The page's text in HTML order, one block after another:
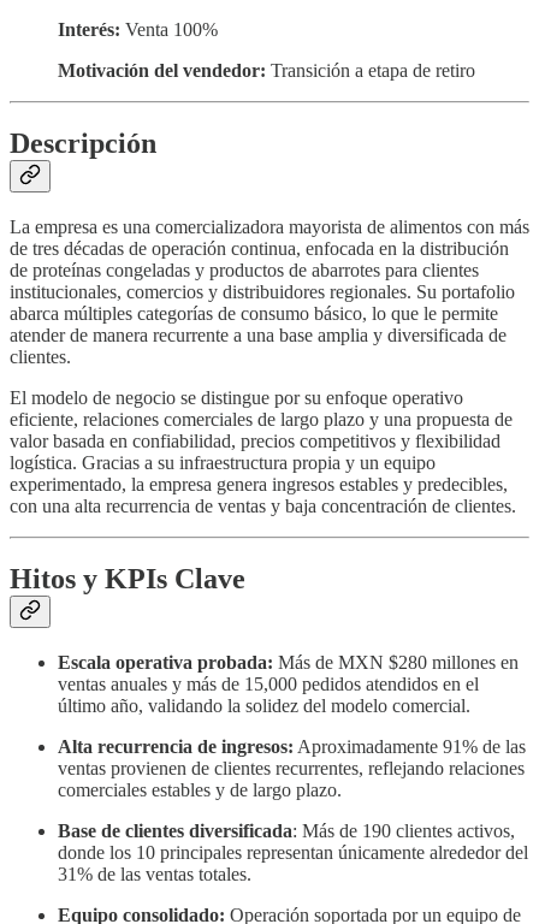
Interés: Venta 100%
Motivación del vendedor: Transición a etapa de retiro
Descripción
La empresa es una comercializadora mayorista de alimentos con más
de tres décadas de operación continua, enfocada en la distribución
de proteínas congeladas y productos de abarrotes para clientes
institucionales, comercios y distribuidores regionales. Su portafolio
abarca múltiples categorías de consumo básico, lo que le permite
atender de manera recurrente a una base amplia y diversificada de
clientes.
El modelo de negocio se distingue por su enfoque operativo
eficiente, relaciones comerciales de largo plazo y una propuesta de
valor basada en confiabilidad, precios competitivos y flexibilidad
logística. Gracias a su infraestructura propia y un equipo
experimentado, la empresa genera ingresos estables y predecibles,
con una alta recurrencia de ventas y baja concentración de clientes.
Hitos y KPIs Clave
Escala operativa probada: Más de MXN $280 millones en
ventas anuales y más de 15,000 pedidos atendidos en el
último año, validando la solidez del modelo comercial.
Alta recurrencia de ingresos: Aproximadamente 91% de las
ventas provienen de clientes recurrentes, reflejando relaciones
comerciales estables y de largo plazo.
Base de clientes diversificada: Más de 190 clientes activos,
donde los 10 principales representan únicamente alrededor del
31% de las ventas totales.
Equipo consolidado: Operación soportada por un equipo de